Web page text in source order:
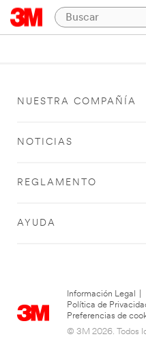
NUESTRA COMPAÑÍA
NOTICIAS
REGLAMENTO
AYUDA
Información Legal
Política de
Preferencias de
© 3M 2026. Todos